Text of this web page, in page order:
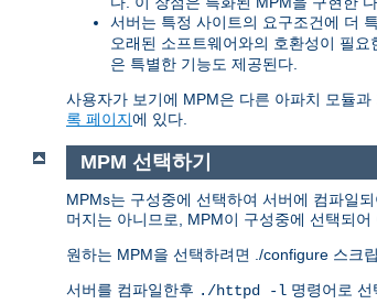
서버는 특정 사이트의 요구조건에 더
오래된 소프트웨어와의 호환성이 필요
은 특별한 기능도 제공된다.
사용자가 보기에 MPM은 다른 아파치 모듈
록 페이지에 있다.
MPM 선택하기
MPMs는 구성중에 선택하여 서버에 컴파일
머지는 아니므로, MPM이 구성중에 선택되
원하는 MPM을 선택하려면 ./configure 스크
서버를 컴파일한후 ./httpd -l 명령어로